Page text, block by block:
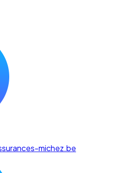
michez.be